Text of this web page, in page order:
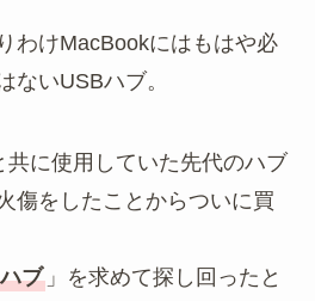
わけMacBookにはもはや必
ないUSBハブ。
共に使用していた先代のハブ
傷をしたことからついに買
ブ」を求めて探し回ったと